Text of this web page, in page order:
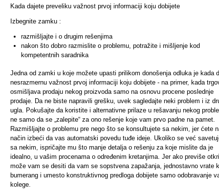
Kada dajete preveliku važnost prvoj informaciji koju dobijete
Izbegnite zamku :
razmišljajte i o drugim rešenjima
nakon što dobro razmislite o problemu, potražite i mišljenje kod
kompetentnih saradnika
Jedna od zamki u koje možete upasti prilikom donošenja odluka je kada
nesrazmernu važnost prvoj informaciji koju dobijete - na primer, kada
osmišljava prodaju nekog proizvoda samo na osnovu procene poslednje
prodaje. Da ne biste napravili grešku, uvek sagledajte neki problem i iz
ugla. Pokušajte da koristite i alternativne prilaze u rešavanju nekog
ne samo da se „zalepite“ za ono rešenje koje vam prvo padne na pamet.
Razmišljajte o problemu pre nego što se konsultujete sa nekim, jer ćete
način izbeći da vas automatski povedu tuđe ideje. Ukoliko se već
sa nekim, ispričajte mu što manje detalja o rešenju za koje mislite da je
idealno, u vašim procenama o određenim kretanjima. Jer ako previše
može vam se desiti da vam se sopstvena zapažanja, jednostavno vrate
bumerang i umesto konstruktivnog predloga dobijete samo odobravanje
kolege.